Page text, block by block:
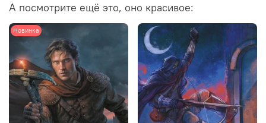
А посмотрите ещё это, оно красивое:
Новинка